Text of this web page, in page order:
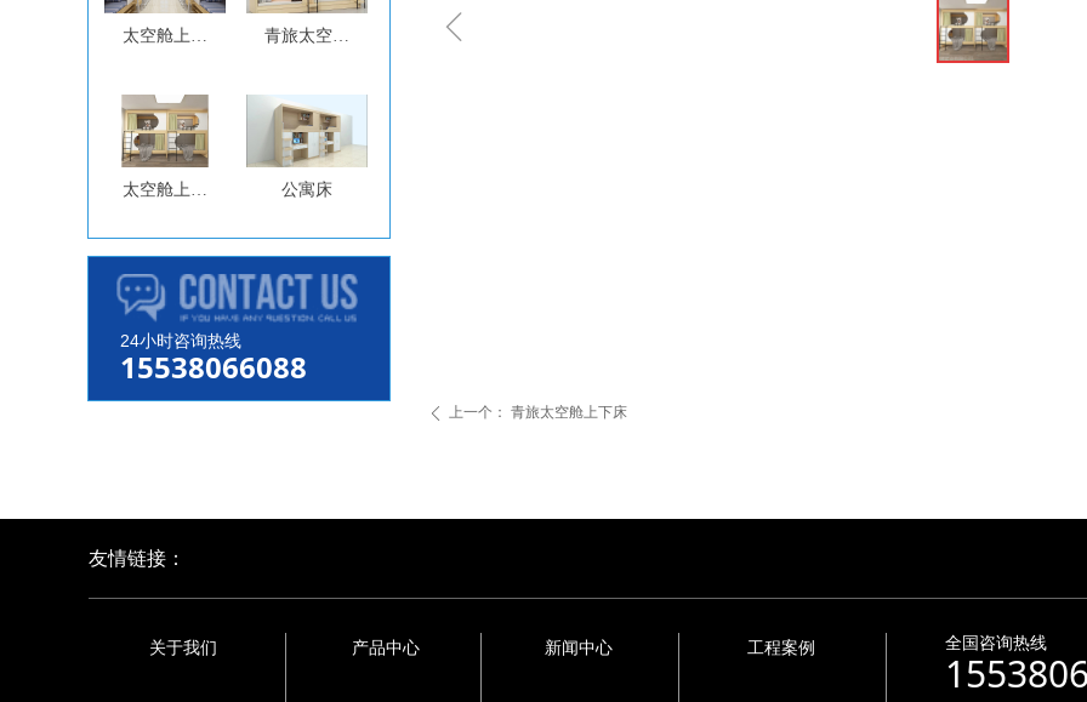
ꁆ
ꄴ 上一个： 青旅太空舱上下床
太空舱上下
青旅太空舱
太空舱上下
公寓床
24小时咨询热线
15538066088
友情链接：
关于我们 产品中心 新闻中心 工程案例 全国咨询热线